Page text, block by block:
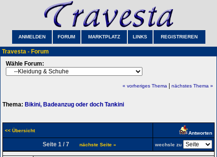
ANMELDEN FORUM MARKTPLATZ LINKS REGISTRIEREN
Travesta - Forum
Wähle Forum:
« vorheriges Thema nächstes Thema »
Thema: Bikini, Badeanzug oder doch Tankini
<< Übersicht Antworten
Seite 1 / 7 nächste Seite » wechsle zu